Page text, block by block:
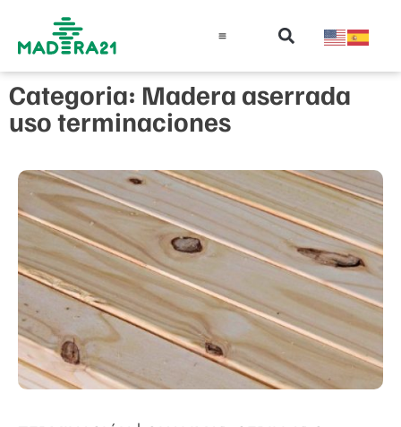
Categoria: Madera aserrada
uso terminaciones